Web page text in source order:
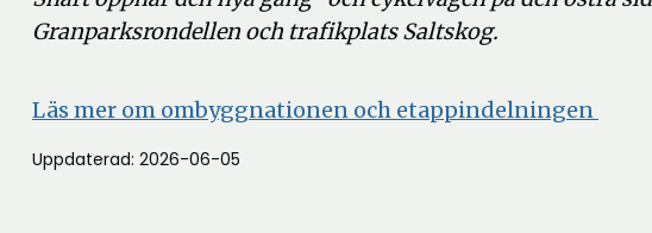
Granparksrondellen och trafikplats Saltskog.
Läs mer om ombyggnationen och etappindelningen
Uppdaterad: 2026-06-05